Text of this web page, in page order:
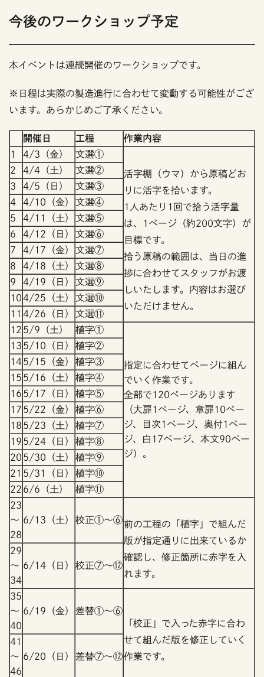
今後のワークショップ予定
本イベントは連続開催のワークショップです。
※日程は実際の製造進行に合わせて変動する可能性がござ
います。あらかじめご了承ください。
開催日 工程
作業内容
1
4/3（金） 文選①
活字棚（ウマ）から原稿どお
りに活字を拾います。
1人あたり1回で拾う活字量
は、1ページ（約200文字）が
目標です。
拾う原稿の範囲は、当日の進
捗に合わせてスタッフがお渡
しいたします。内容はお選び
いただけません。
2 4/4（土）
文選②
3
4/5（日）
文選③
4
4/10（金）
文選④
5
4/11（土）
文選⑤
6
4/12（日）
文選⑥
7
4/17（金）
文選⑦
8
4/18（土）
文選⑧
9
4/19（日）
文選⑨
104/25（土）
文選⑩
11 4/26（日）
文選⑪
12 5/9（土） 植字①
指定に合わせてページに組ん
でいく作業です。
全部で120ページあります
（大扉1ページ、章扉10ペー
ジ、目次1ページ、奥付1ペー
ジ、白17ページ、本文90ペー
ジ）。
13 5/10（日）
植字②
145/15（金）
植字③
15 5/16（土）
植字④
16 5/17（日）
植字⑤
17 5/22（金）
植字⑥
18 5/23（土）
植字⑦
19 5/24（日）
植字⑧
20 5/30（土）
植字⑨
21 5/31（日）
植字⑩
22 6/6（土）
植字⑪
23
～
28
6/13（土） 校正①～⑥前の工程の「植字」で組んだ
版が指定通りに出来ているか
確認し、修正箇所に赤字を入
れます。
29
～
34
6/14（日） 校正⑦～⑫
35
～
40
6/19（金）
差替①～⑥
「校正」で入った赤字に合わ
せて組んだ版を修正していく
作業です。
41
～
46
6/20（日） 差替⑦～⑫